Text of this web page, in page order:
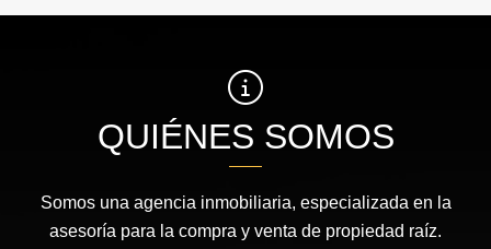
QUIÉNES SOMOS
Somos una agencia inmobiliaria, especializada en la
asesoría para la compra y venta de propiedad raíz.